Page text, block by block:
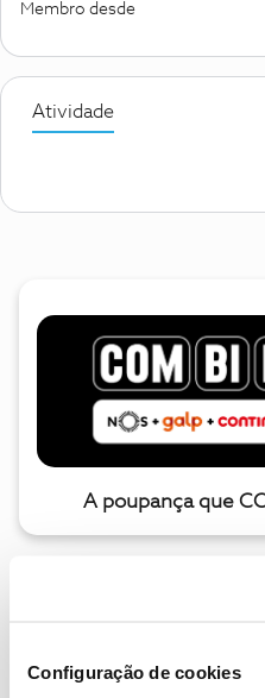
Configuração de cookies
Membro desde
Atividade
A poupança que